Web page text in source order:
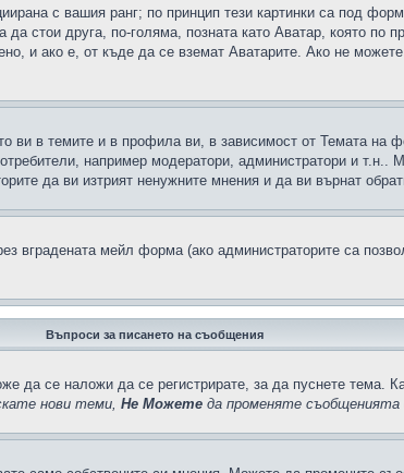
с вашия ранг; по принцип тези картинки са под
стои друга, по-голяма, позната като Аватар, която по
и ако е, от къде да се вземат Аватарите. Ако не
ви в темите и в профила ви, в зависимост от Темата на
например модератори, администратори и
да ви изтрият ненужните мнения и да ви върнат
вградената мейл форма (ако администраторите са
Въпроси за писането на съобщения
да се наложи да се регистрирате, за да пуснете тема.
нови теми, Не Можете да променяте съобщенията